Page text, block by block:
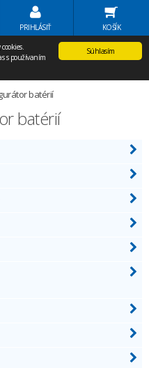
Volať Agem
PRIHLÁSIŤ KOŠÍK
Súhlasím
s používaním
batérií
batérií